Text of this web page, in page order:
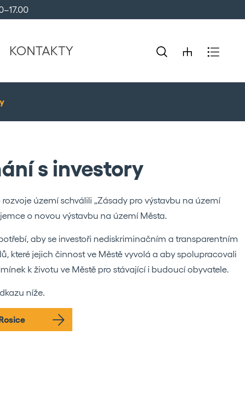
KONTAKTY
s investory
území schválili „Zásady pro výstavbu na území
o novou výstavbu na území Města.
aby se investoři nediskriminačním a transparentním
které jejich činnost ve Městě vyvolá a aby spolupracovali
k životu ve Městě pro stávající i budoucí obyvatele.
níže.